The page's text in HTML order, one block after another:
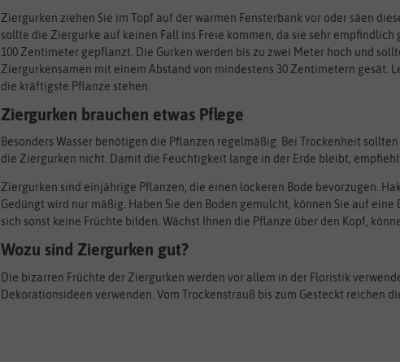
Ziergurken ziehen Sie im Topf auf der warmen Fensterbank vor oder säen
sollte die Ziergurke auf keinen Fall ins Freie kommen, da sie sehr
100 Zentimeter gepflanzt. Die Gurken werden bis zu zwei Meter hoch und
Ziergurkensamen mit einem Abstand von mindestens 30 Zentimetern gesät.
die kräftigste Pflanze stehen.
Ziergurken brauchen etwas Pflege
Besonders Wasser benötigen die Pflanzen regelmäßig. Bei Trockenheit
die Ziergurken nicht. Damit die Feuchtigkeit lange in der Erde bleibt,
Ziergurken sind einjährige Pflanzen, die einen lockeren Bode bevorzugen.
Gedüngt wird nur mäßig. Haben Sie den Boden gemulcht, können Sie auf
sich sonst keine Früchte bilden. Wächst Ihnen die Pflanze über den Kopf,
Wozu sind Ziergurken gut?
Die bizarren Früchte der Ziergurken werden vor allem in der Floristik
Dekorationsideen verwenden. Vom Trockenstrauß bis zum Gesteckt reichen